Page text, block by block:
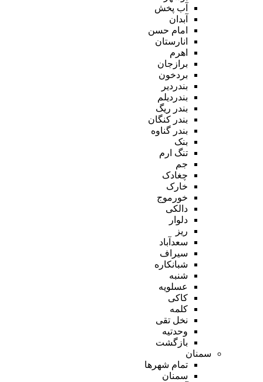
آب پخش
آبدان
امام حسن
انارستان
اهرم
برازجان
بردخون
بندردیر
بندردیلم
بندر ریگ
بندر کنگان
بندر گناوه
بنک
تنگ ارم
جم
چغادک
خارک
خورموج
دالکی
دلوار
ریز
سعدآباد
سیراف
شبانکاره
شنبه
عسلویه
کاکی
کلمه
نخل تقی
وحدتیه
بازگشت
سمنان
تمام شهر‌ها
سمنان